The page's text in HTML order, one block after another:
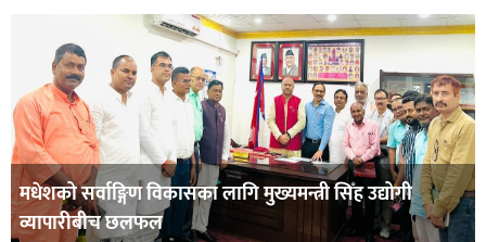
मधेशको सर्वाङ्गिण विकासका लागि मुख्यमन्त्री सिँह उद्योगी
व्यापारीबीच छलफल